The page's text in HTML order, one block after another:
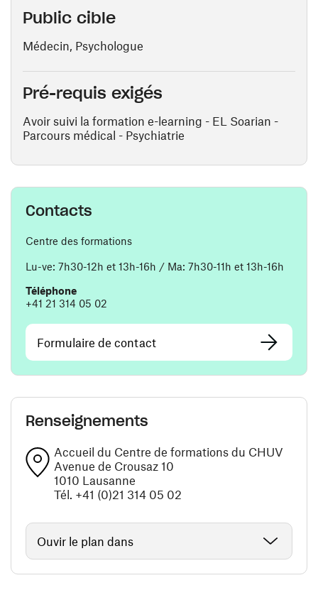
Public cible
Médecin, Psychologue
Pré-requis exigés
Avoir suivi la formation e-learning - EL Soarian -
Parcours médical - Psychiatrie
Contacts
Centre des formations
Lu-ve: 7h30-12h et 13h-16h / Ma: 7h30-11h et 13h-16h
Téléphone
+41 21 314 05 02
Formulaire de contact
Renseignements
Accueil du Centre de formations du CHUV
Avenue de Crousaz 10
1010 Lausanne
Tél. +41 (0)21 314 05 02
Ouvir le plan dans